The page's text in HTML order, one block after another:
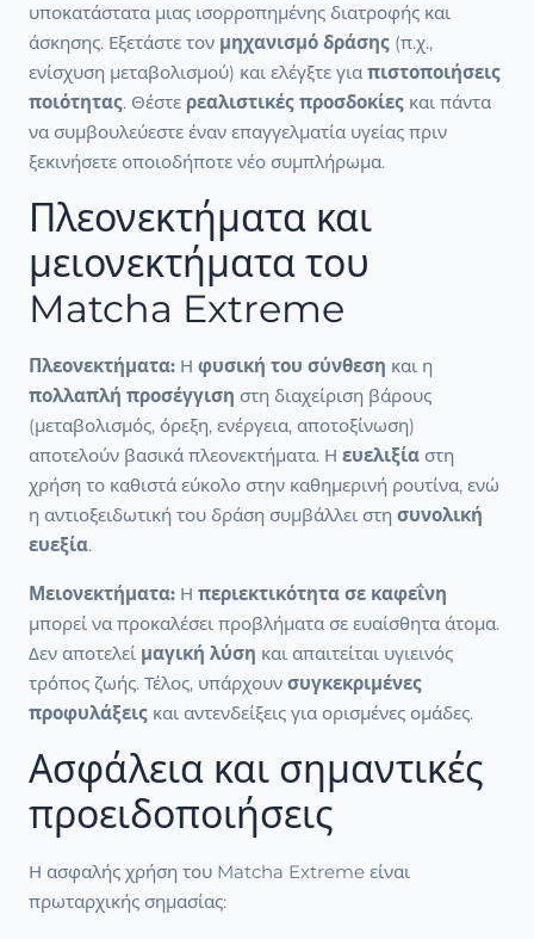
υποκατάστατα μιας ισορροπημένης διατροφής και
άσκησης. Εξετάστε τον μηχανισμό δράσης (π.χ.,
ενίσχυση μεταβολισμού) και ελέγξτε για πιστοποιήσεις
ποιότητας. Θέστε ρεαλιστικές προσδοκίες και πάντα
να συμβουλεύεστε έναν επαγγελματία υγείας πριν
ξεκινήσετε οποιοδήποτε νέο συμπλήρωμα.
Πλεονεκτήματα και
μειονεκτήματα του
Matcha Extreme
Πλεονεκτήματα: Η φυσική του σύνθεση και η
πολλαπλή προσέγγιση στη διαχείριση βάρους
(μεταβολισμός, όρεξη, ενέργεια, αποτοξίνωση)
αποτελούν βασικά πλεονεκτήματα. Η ευελιξία στη
χρήση το καθιστά εύκολο στην καθημερινή ρουτίνα, ενώ
η αντιοξειδωτική του δράση συμβάλλει στη συνολική
ευεξία.
Μειονεκτήματα: Η περιεκτικότητα σε καφεΐνη
μπορεί να προκαλέσει προβλήματα σε ευαίσθητα άτομα.
Δεν αποτελεί μαγική λύση και απαιτείται υγιεινός
τρόπος ζωής. Τέλος, υπάρχουν συγκεκριμένες
προφυλάξεις και αντενδείξεις για ορισμένες ομάδες.
Ασφάλεια και σημαντικές
προειδοποιήσεις
Η ασφαλής χρήση του Matcha Extreme είναι
πρωταρχικής σημασίας: